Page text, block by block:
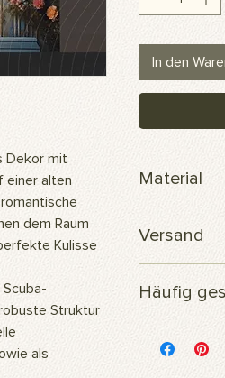
Dekor mit
einer alten
dem Raum
Kulisse
Struktur
als
In den
Material
Versand
versendet.
Häufig
Unsere